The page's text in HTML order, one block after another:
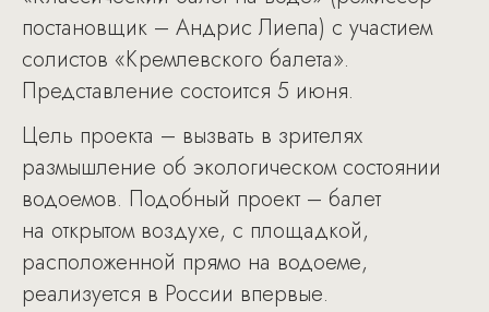
постановщик – Андрис Лиепа) с участием
солистов «Кремлевского балета».
Представление состоится 5 июня.
Цель проекта – вызвать в зрителях
размышление об экологическом состоянии
водоемов. Подобный проект – балет
на открытом воздухе, с площадкой,
расположенной прямо на водоеме,
реализуется в России впервые.